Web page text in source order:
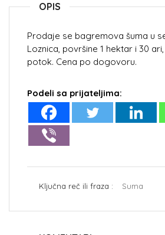
OPIS
Prodaje se bagremova šuma u
Loznica, površine 1 hektar i 30
potok. Cena po dogovoru.
Podeli sa prijateljima:
Ključna reč ili fraza : Suma